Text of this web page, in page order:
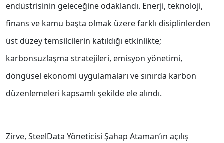
endüstrisinin geleceğine odaklandı. Enerji, teknoloji,
finans ve kamu başta olmak üzere farklı disiplinlerden
üst düzey temsilcilerin katıldığı etkinlikte;
karbonsuzlaşma stratejileri, emisyon yönetimi,
döngüsel ekonomi uygulamaları ve sınırda karbon
düzenlemeleri kapsamlı şekilde ele alındı.
Zirve, SteelData Yöneticisi Şahap Ataman’ın açılış